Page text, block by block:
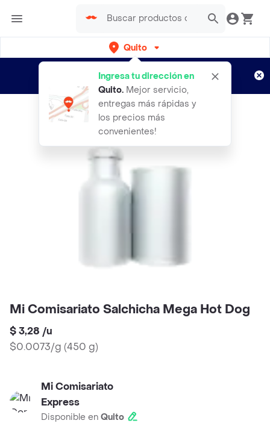
Quito
Ingresa tu dirección en
Quito. Mejor servicio,
entregas más rápidas y
los precios más
convenientes!
envíos gratis por semanas
Aplican TyC
Mi Comisariato Salchicha Mega Hot Dog
$ 3,28 /u
$0.0073/g (450 g)
Mi Comisariato
Express
Disponible en Quito